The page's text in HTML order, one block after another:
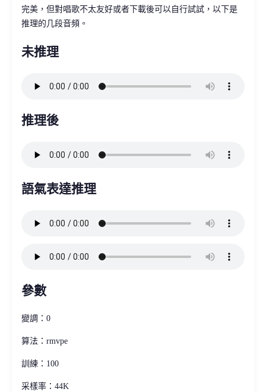
完美，但對唱歌不太友好或者下載後可以自行試試，以下是
推理的几段音頻。
未推理
推理後
語氣表達推理
參數
變調：0
算法：rmvpe
訓練：100
采樣率：44K